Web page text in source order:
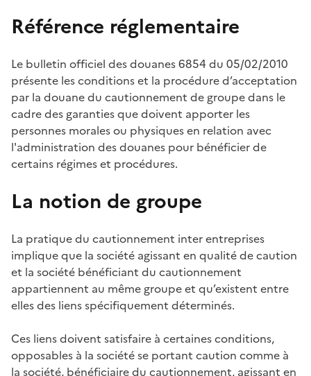
Référence réglementaire
Le bulletin officiel des douanes 6854 du 05/02/2010
présente les conditions et la procédure d’acceptation
par la douane du cautionnement de groupe dans le
cadre des garanties que doivent apporter les
personnes morales ou physiques en relation avec
l'administration des douanes pour bénéficier de
certains régimes et procédures.
La notion de groupe
La pratique du cautionnement inter entreprises
implique que la société agissant en qualité de caution
et la société bénéficiant du cautionnement
appartiennent au même groupe et qu’existent entre
ellesdes liens spécifiquement déterminés.
Ces liens doivent satisfaire à certaines conditions,
opposables à la société se portant caution comme à
la société, bénéficiaire du cautionnement, agissant en